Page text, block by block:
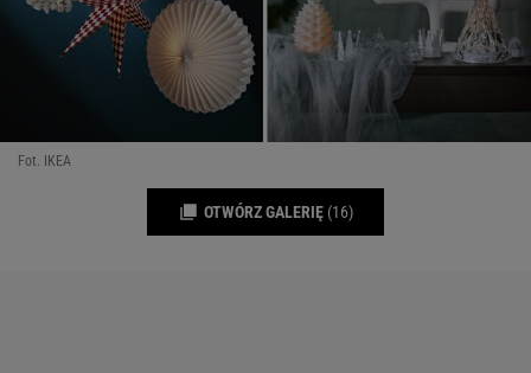
Fot. IKEA
OTWÓRZ GALERIĘ (16)